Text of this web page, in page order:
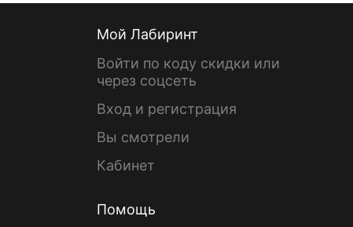
Мой Лабиринт
Войти по коду скидки или
через соцсеть
Вход и регистрация
Вы смотрели
Кабинет
Помощь